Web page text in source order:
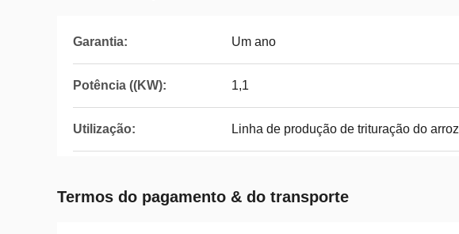
Garantia: Um ano
Potência ((KW): 1,1
Utilização: Linha de produção de trituração do arroz
Termos do pagamento & do transporte